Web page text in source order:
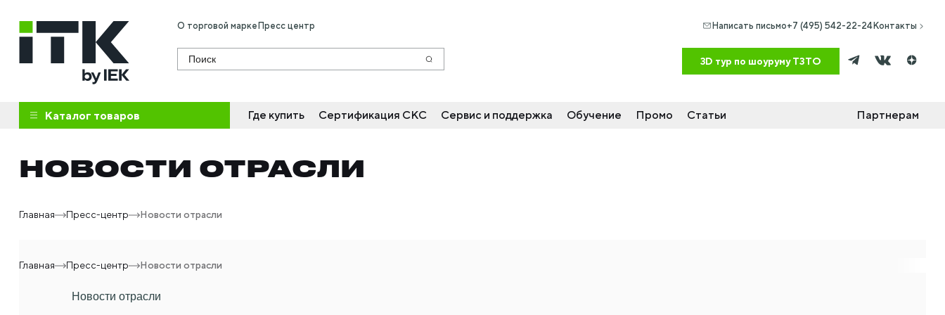
О торговой марке Пресс центр Написать письмо+7 (495) 542-22-24 Контакты
Поиск
Каталог товаров Где купить Сертификация СКС Сервис и поддержка Обучение Промо Статьи Партнерам
НОВОСТИ ОТРАСЛИ
Главная Пресс-центр Новости отрасли
Главная Пресс-центр Новости отрасли
Новости отрасли